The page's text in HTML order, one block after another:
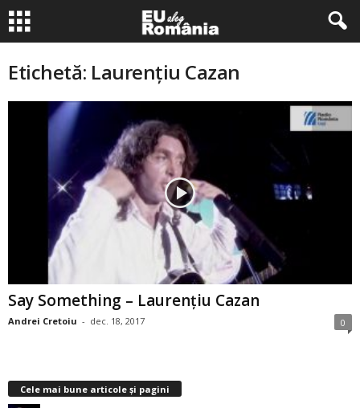
Etichetă: Laurenţiu Cazan
Say Something – Laurenţiu Cazan
Andrei Cretoiu - dec. 18, 2017 0
Cele mai bune articole și pagini